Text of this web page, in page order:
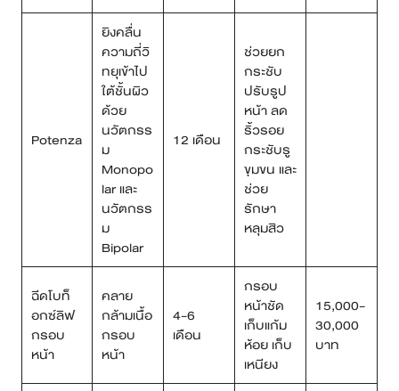
Potenza
ยิงคลื่น
ความถี่วิ
ทยุเข้าไป
ใต้ชั้นผิว
ด้วย
นวัตกรร
ม
Monopo
lar และ
นวัตกรร
ม
Bipolar
12 เดือน
ช่วยยก
กระชับ
ปรับรูป
หน้า ลด
ริ้วรอย
กระชับรู
ขุมขน และ
ช่วย
รักษา
หลุมสิว
ฉีดโบท็
อกซ์ลิฟ
กรอบ
หน้า
คลาย
กล้ามเนื้อ
กรอบ
หน้า
4-6
เดือน
กรอบ
หน้าชัด
เก็บแก้ม
ห้อย เก็บ
เหนียง
15,000-
30,000
บาท